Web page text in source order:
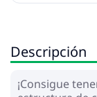
Descripción
¡Consigue